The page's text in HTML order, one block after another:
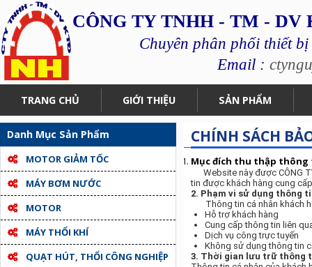
CÔNG TY TNHH - TM -
Chuyên phân phối thiết
Email :
TRANG CHỦ GIỚI THIỆU SẢN PHẨM
Danh Mục Sản Phẩm
MOTOR GIẢM TỐC
MÁY BƠM NƯỚC
MOTOR
MÁY THỔI KHÍ
QUẠT HÚT, THỔI CÔNG NGHIỆP
CHÍNH SÁCH
Mục đích thu thập thông
Website này được CÔNG
tin được khách hàng cung
2. Phạm vi sử dụng thông
Thông tin cá nhân khách
Hỗ trợ khách hàng
Cung cấp thông tin liên
Dịch vụ công trực tuyến
Không sử dụng thông tin
3. Thời gian lưu trữ thông